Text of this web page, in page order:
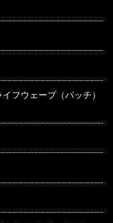
フウェーブ（パッチ）